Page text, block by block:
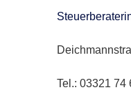
Tel.: 03321 74